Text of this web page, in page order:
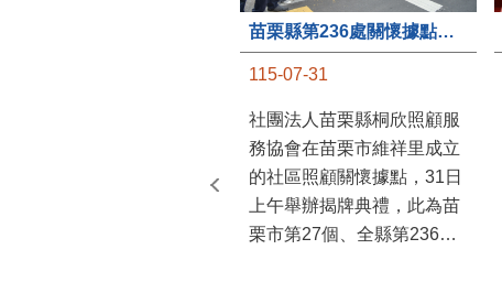
苗栗縣第236處關懷據點在苗栗市維祥里揭牌
115-07-31
社團法人苗栗縣桐欣照顧服
務協會在苗栗市維祥里成立
的社區照顧關懷據點，31日
上午舉辦揭牌典禮，此為苗
栗市第27個、全縣第236處